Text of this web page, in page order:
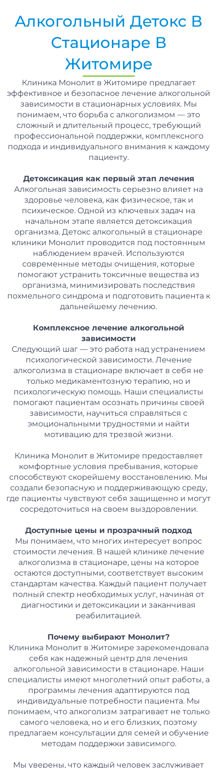
Алкогольный Детокс В
Стационаре В
Житомире
Клиника Монолит в Житомире предлагает
эффективное и безопасное лечение алкогольной
зависимости в стационарных условиях. Мы
понимаем, что борьба с алкоголизмом — это
сложный и длительный процесс, требующий
профессиональной поддержки, комплексного
подхода и индивидуального внимания к каждому
пациенту.
Детоксикация как первый этап лечения
Алкогольная зависимость серьезно влияет на
здоровье человека, как физическое, так и
психическое. Одной из ключевых задач на
начальном этапе является детоксикация
организма. Детокс алкогольный в стационаре
клиники Монолит проводится под постоянным
наблюдением врачей. Используются
современные методы очищения, которые
помогают устранить токсичные вещества из
организма, минимизировать последствия
похмельного синдрома и подготовить пациента к
дальнейшему лечению.
Комплексное лечение алкогольной
зависимости
Следующий шаг — это работа над устранением
психологической зависимости. Лечение
алкоголизма в стационаре включает в себя не
только медикаментозную терапию, но и
психологическую помощь. Наши специалисты
помогают пациентам осознать причины своей
зависимости, научиться справляться с
эмоциональными трудностями и найти
мотивацию для трезвой жизни.
Клиника Монолит в Житомире предоставляет
комфортные условия пребывания, которые
способствуют скорейшему восстановлению. Мы
создали безопасную и поддерживающую среду,
где пациенты чувствуют себя защищенно и могут
сосредоточиться на своем выздоровлении.
Доступные цены и прозрачный подход
Мы понимаем, что многих интересует вопрос
стоимости лечения. В нашей клинике лечение
алкоголизма в стационаре, цены на которое
остаются доступными, соответствует высоким
стандартам качества. Каждый пациент получает
полный спектр необходимых услуг, начиная от
диагностики и детоксикации и заканчивая
реабилитацией.
Почему выбирают Монолит?
Клиника Монолит в Житомире зарекомендовала
себя как надежный центр для лечения
алкогольной зависимости в стационаре. Наши
специалисты имеют многолетний опыт работы, а
программы лечения адаптируются под
индивидуальные потребности пациента. Мы
понимаем, что алкоголизм затрагивает не только
самого человека, но и его близких, поэтому
предлагаем консультации для семей и обучение
методам поддержки зависимого.
Мы уверены, что каждый человек заслуживает